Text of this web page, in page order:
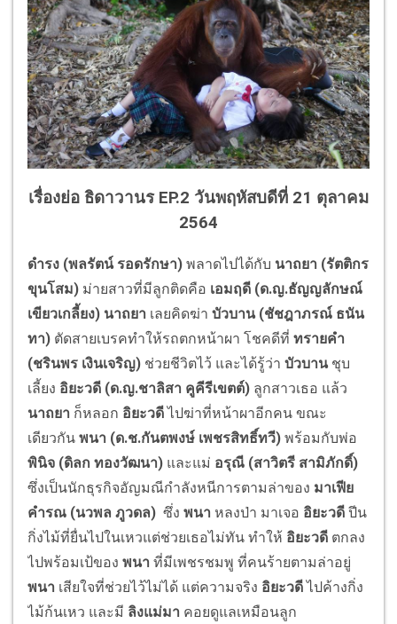
เรื่องย่อ ธิดาวานร EP.2 วันพฤหัสบดีที่ 21 ตุลาคม
2564
ดำรง (พลรัตน์ รอดรักษา) พลาดไปได้กับ นาถยา (รัตติกร
ขุนโสม) ม่ายสาวที่มีลูกติดคือ เอมฤดี (ด.ญ.ธัญญลักษณ์
เขียวเกลี้ยง) นาถยา เลยคิดฆ่า บัวบาน (ชัชฎาภรณ์ ธนัน
ทา) ตัดสายเบรคทำให้รถตกหน้าผา โชคดีที่ ทรายคำ
(ชรินพร เงินเจริญ) ช่วยชีวิตไว้ และได้รู้ว่า บัวบานชุบ
เลี้ยง อิยะวดี (ด.ญ.ชาลิสา คูคีรีเขตต์) ลูกสาวเธอ แล้ว
นาถยา ก็หลอก อิยะวดีไปฆ่าที่หน้าผาอีกคน ขณะ
เดียวกัน พนา (ด.ช.กันตพงษ์ เพชรสิทธิ์ทวี) พร้อมกับพ่อ
พินิจ (ดิลก ทองวัฒนา) และแม่ อรุณี (สาวิตรี สามิภักดิ์)
ซึ่งเป็นนักธุรกิจอัญมณีกำลังหนีการตามล่าของ มาเฟีย
คำรณ (นวพล ภูวดล) ซึ่ง พนา หลงป่า มาเจอ อิยะวดี ปีน
กิ่งไม้ที่ยื่นไปในเหวแต่ช่วยเธอไม่ทัน ทำให้ อิยะวดี ตกลง
ไปพร้อมเป้ของ พนา ที่มีเพชรชมพู ที่คนร้ายตามล่าอยู่
พนา เสียใจที่ช่วยไว้ไม่ได้ แต่ความจริง อิยะวดีไปค้างกิ่ง
ไม้ก้นเหว และมี ลิงแม่มา คอยดูแลเหมือนลูก